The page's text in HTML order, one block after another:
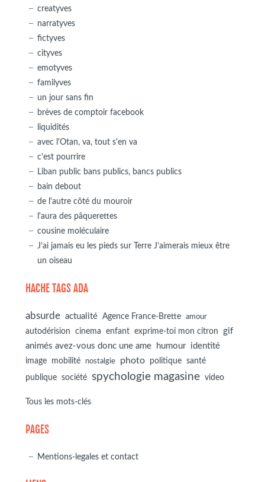
creatyves
narratyves
fictyves
cityves
emotyves
familyves
un jour sans fin
brèves de comptoir facebook
liquidités
avec l'Otan, va, tout s'en va
c'est pourrire
Liban public bans publics, bancs publics
bain debout
de l'autre côté du mouroir
l'aura des pâquerettes
cousine moléculaire
J’ai jamais eu les pieds sur Terre J’aimerais mieux être
un oiseau
HACHE TAGS ADA
absurde actualité Agence France-Brette amour
autodérision cinema enfant exprime-toi mon citron
gif
animés avez-vous donc une ame
humour identité
image mobilité nostalgie photo politique
santé
publique
société spychologie magasine video
Tous les mots-clés
PAGES
Mentions-legales et contact